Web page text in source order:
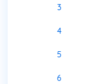
3
4
5
6